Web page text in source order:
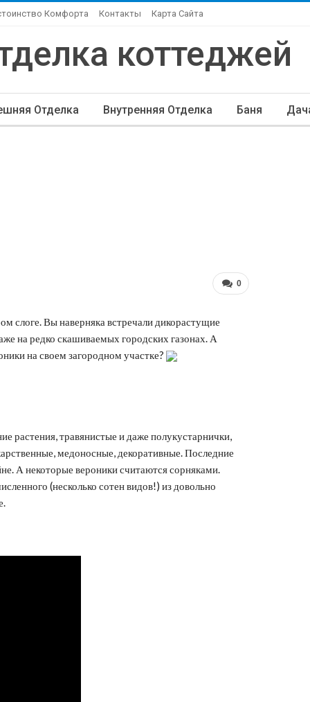
Комфорта Контакты Карта Сайта
Отделка Внутренняя Отделка Баня
Дизайн
0
слоге. Вы наверняка встречали дикорастущие
на редко скашиваемых городских газонах. А
на своем загородном участке?
растения, травянистые и даже полукустарнички,
медоносные, декоративные. Последние
А некоторые вероники считаются сорняками.
(несколько сотен видов!) из довольно